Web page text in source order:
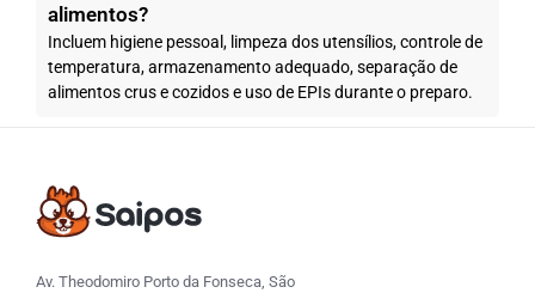
alimentos?
Incluem higiene pessoal, limpeza dos utensílios, controle de
temperatura, armazenamento adequado, separação de
alimentos crus e cozidos e uso de EPIs durante o preparo.
Av. Theodomiro Porto da Fonseca, São